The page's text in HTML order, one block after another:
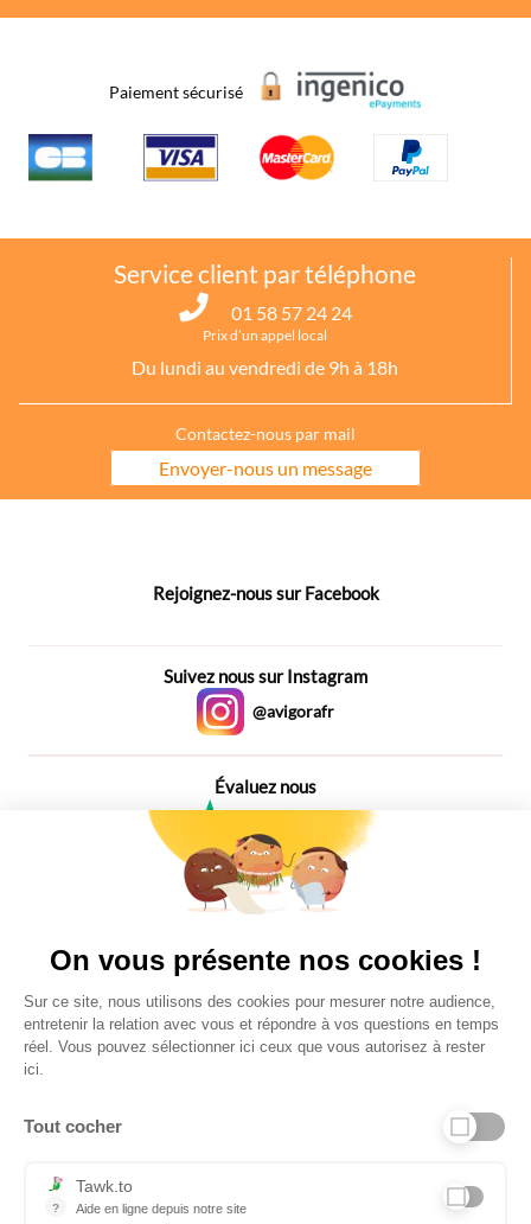
Paiement sécurisé
Service client par téléphone
01 58 57 24 24
Prix d’un appel local
Du lundi au vendredi de 9h à 18h
Contactez-nous par mail
Envoyer-nous un message
Rejoignez-nous sur Facebook
Suivez nous sur Instagram
@avigorafr
Évaluez nous
Plus de 650 Avis
On vous présente nos cookies !
Sur ce site, nous utilisons des cookies pour mesurer notre audience,
entretenir la relation avec vous et répondre à vos questions en temps
réel. Vous pouvez sélectionner ici ceux que vous autorisez à rester
ici.
Tout cocher
?
Tawk.to
Aide en ligne depuis notre site